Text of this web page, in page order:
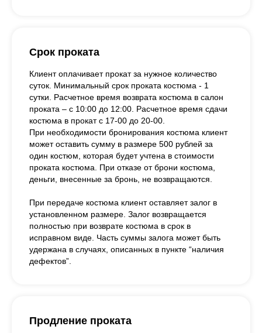
Срок проката
Клиент оплачивает прокат за нужное количество
суток. Минимальный срок проката костюма - 1
сутки. Расчетное время возврата костюма в салон
проката – с 10:00 до 12:00. Расчетное время сдачи
костюма в прокат с 17-00 до 20-00.
При необходимости бронирования костюма клиент
может оставить сумму в размере 500 рублей за
один костюм, которая будет учтена в стоимости
проката костюма. При отказе от брони костюма,
деньги, внесенные за бронь, не возвращаются.
При передаче костюма клиент оставляет залог в
установленном размере. Залог возвращается
полностью при возврате костюма в срок в
исправном виде. Часть суммы залога может быть
удержана в случаях, описанных в пункте “наличия
дефектов”.
Продление проката